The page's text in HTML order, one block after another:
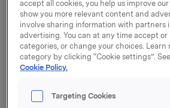
Avtalen omfatter 100%
omfatter påleggssalater, majones,
dressinger og potetsalat i
overtakelse av en fabrikk med ca.
Havnsø på Vestsjælland.
som har sterk kompetanse til å
accept all cookies, you help us improve
show you more relevant content and
involve sharing information with partners
advertising. You can at any time accept
categories, or change your choices. Learn
category by clicking “Cookie settings”.
Cookie Policy.
Targeting Cookies